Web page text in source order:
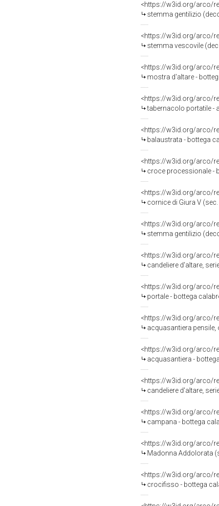
<https://w3id.org/arco/
stemma gentilizio
<https://w3id.org/arco/
stemma vescovile
<https://w3id.org/arco/
mostra d'altare -
<https://w3id.org/arco/
tabernacolo portatile -
<https://w3id.org/arco/
balaustrata - bottega
<https://w3id.org/arco/
croce processionale -
<https://w3id.org/arco/
cornice di Giura V
<https://w3id.org/arco/
stemma gentilizio
<https://w3id.org/arco/
candeliere d'altare,
<https://w3id.org/arco/
portale - bottega
<https://w3id.org/arco/
acquasantiera pensile,
<https://w3id.org/arco/
acquasantiera -
<https://w3id.org/arco/
candeliere d'altare,
<https://w3id.org/arco/
campana - bottega
<https://w3id.org/arco/
Madonna Addolorata
<https://w3id.org/arco/
crocifisso - bottega